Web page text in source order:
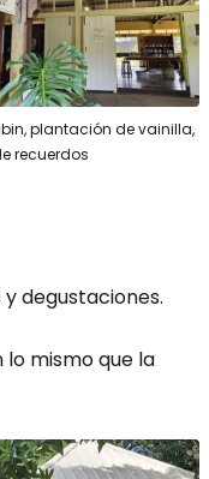
plantación de vainilla,
recuerdos
degustaciones.
lo mismo que la